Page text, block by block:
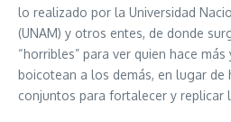
lo realizado por la Universidad
(UNAM) y otros entes, de donde
“horribles” para ver quien hace
boicotean a los demás, en lugar de
conjuntos para fortalecer y replicar